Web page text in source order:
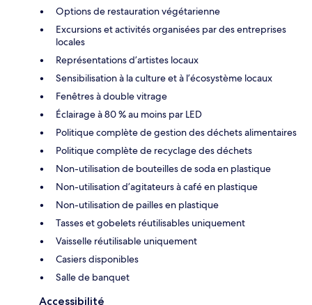
Options de restauration végétarienne
Excursions et activités organisées par des entreprises
locales
Représentations d’artistes locaux
Sensibilisation à la culture et à l’écosystème locaux
Fenêtres à double vitrage
Éclairage à 80 % au moins par LED
Politique complète de gestion des déchets alimentaires
Politique complète de recyclage des déchets
Non-utilisation de bouteilles de soda en plastique
Non-utilisation d’agitateurs à café en plastique
Non-utilisation de pailles en plastique
Tasses et gobelets réutilisables uniquement
Vaisselle réutilisable uniquement
Casiers disponibles
Salle de banquet
Accessibilité